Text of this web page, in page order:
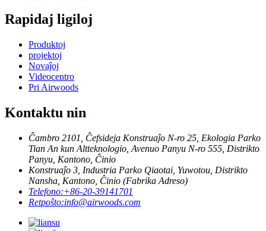
Rapidaj ligiloj
Produktoj
projektoj
Novaĵoj
Videocentro
Pri Airwoods
Kontaktu nin
Ĉambro 2101, Ĉefsideja Konstruaĵo N-ro 25, Ekologia Parko
Tian An kun Altteknologio, Avenuo Panyu N-ro 555, Distrikto
Panyu, Kantono, Ĉinio
Konstruaĵo 3, Industria Parko Qiaotai, Yuwotou, Distrikto
Nansha, Kantono, Ĉinio (Fabrika Adreso)
Telefono:+86-20-39141701
Retpoŝto:info@airwoods.com